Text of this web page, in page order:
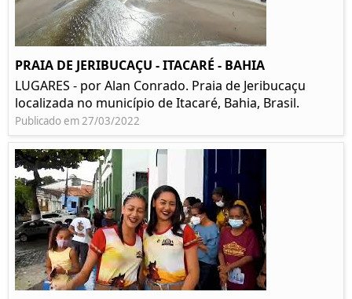
PRAIA DE JERIBUCAÇU - ITACARÉ - BAHIA
LUGARES - por Alan Conrado. Praia de Jeribucaçu
localizada no município de Itacaré, Bahia, Brasil.
Publicado em 27/03/2022